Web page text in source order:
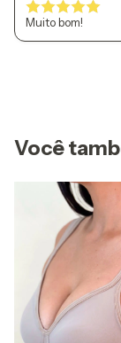
Muito bom!
Você